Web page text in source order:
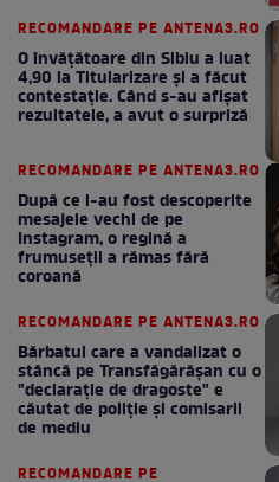
RECOMANDARE PE ANTENA3.RO
O învățătoare din Sibiu a luat
4,90 la Titularizare și a făcut
contestație. Când s-au afișat
rezultatele, a avut o surpriză
RECOMANDARE PE ANTENA3.RO
După ce i-au fost descoperite
mesajele vechi de pe
Instagram, o regină a
frumuseții a rămas fără
coroană
RECOMANDARE PE ANTENA3.RO
Bărbatul care a vandalizat o
stâncă pe Transfăgărășan cu o
"declaraţie de dragoste" e
căutat de poliție și comisarii
de mediu
RECOMANDARE PE